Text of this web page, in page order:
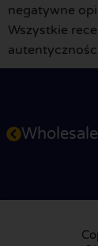
negatywne
Wszystkie